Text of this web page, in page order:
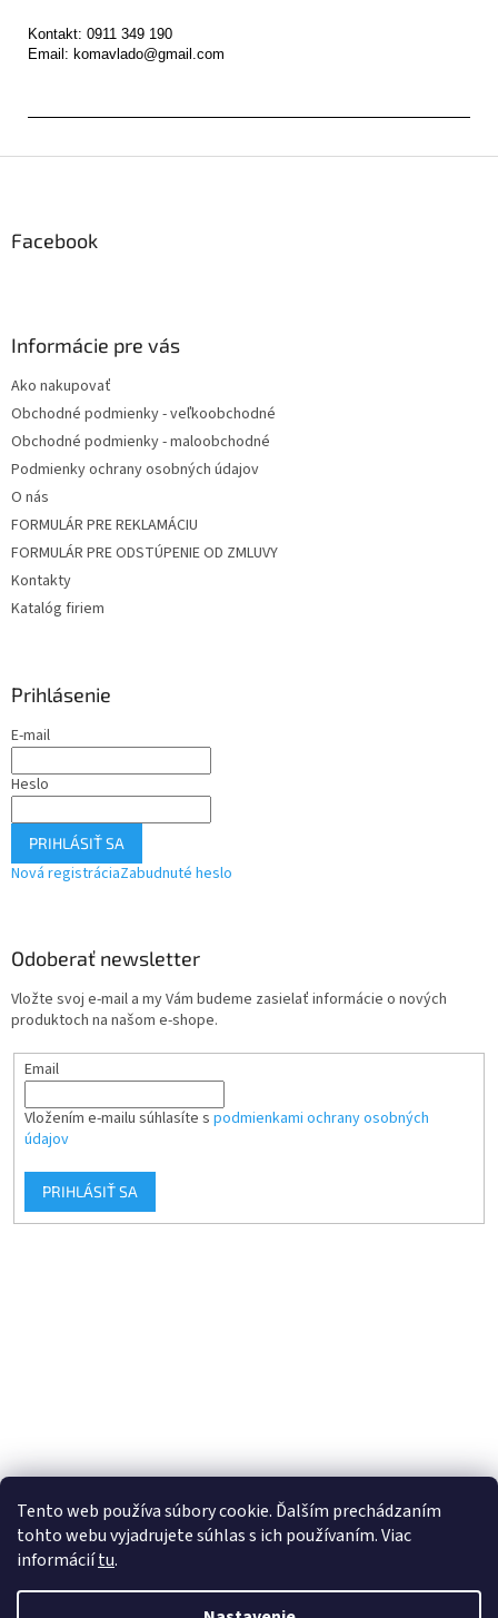
Tento web používa súbory cookie. Ďalším prechádzaním
tohto webu vyjadrujete súhlas s ich používaním. Viac
informáciítu.
Kontakt: 0911 349 190
Facebook
Informácie pre vás
Ako nakupovať
Obchodné podmienky - veľkoobchodné
Obchodné podmienky - maloobchodné
Podmienky ochrany osobných údajov
O nás
FORMULÁR PRE REKLAMÁCIU
FORMULÁR PRE ODSTÚPENIE OD ZMLUVY
Kontakty
Katalóg firiem
Prihlásenie
E-mail
Heslo
PRIHLÁSIŤ SA
Nová registráciaZabudnuté heslo
Odoberať newsletter
Vložte svoj e-mail a my Vám budeme zasielať informácie o nových
produktoch na našom e-shope.
Email
Vložením e-mailu súhlasíte s podmienkami ochrany osobných
údajov
PRIHLÁSIŤ SA